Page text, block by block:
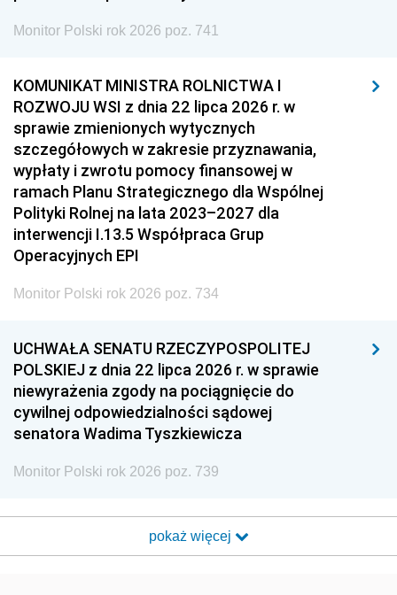
Monitor Polski rok 2026 poz. 741
KOMUNIKAT MINISTRA ROLNICTWA I
ROZWOJU WSI z dnia 22 lipca 2026 r. w
sprawie zmienionych wytycznych
szczegółowych w zakresie przyznawania,
wypłaty i zwrotu pomocy finansowej w
ramach Planu Strategicznego dla Wspólnej
Polityki Rolnej na lata 2023–2027 dla
interwencji I.13.5 Współpraca Grup
Operacyjnych EPI
Monitor Polski rok 2026 poz. 734
UCHWAŁA SENATU RZECZYPOSPOLITEJ
POLSKIEJ z dnia 22 lipca 2026 r. w sprawie
niewyrażenia zgody na pociągnięcie do
cywilnej odpowiedzialności sądowej
senatora Wadima Tyszkiewicza
Monitor Polski rok 2026 poz. 739
pokaż więcej